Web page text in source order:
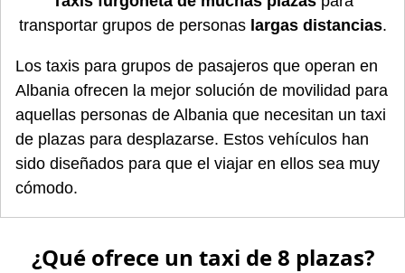
transportar grupos de personas largas distancias.
Los taxis para grupos de pasajeros que operan en
Albania ofrecen la mejor solución de movilidad para
aquellas personas de Albania que necesitan un taxi
de plazas para desplazarse. Estos vehículos han
sido diseñados para que el viajar en ellos sea muy
cómodo.
¿Qué ofrece un taxi de 8 plazas?